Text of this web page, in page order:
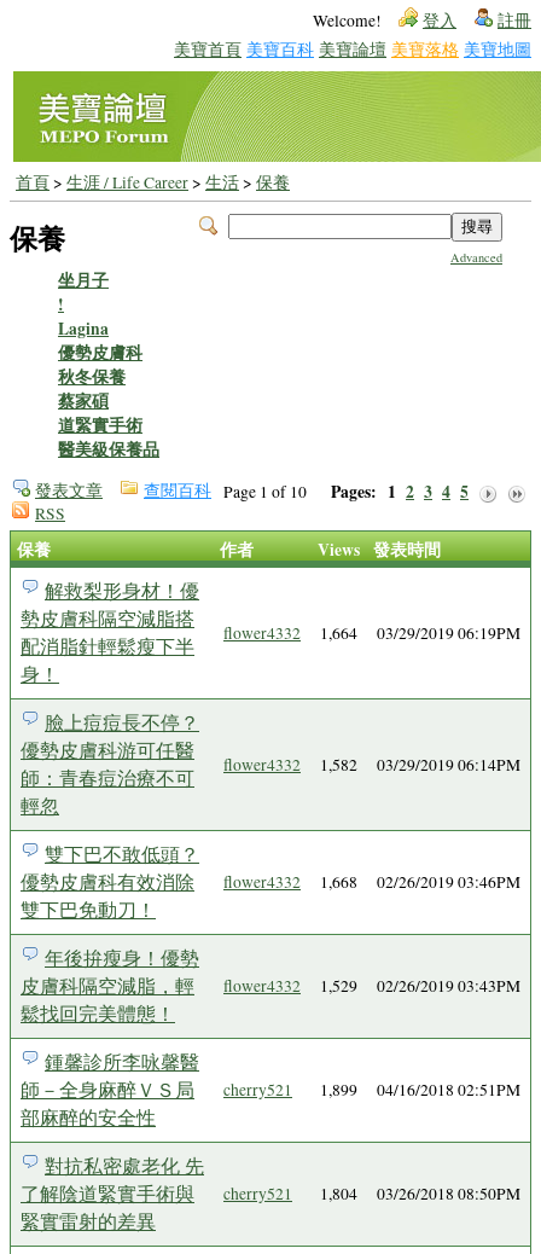
Welcome! 登入 註冊
美寶首頁 美寶百科 美寶論壇 美寶落格 美寶地圖
首頁> 生涯 / Life Career> 生活> 保養
Advanced
保養
坐月子
!
Lagina
優勢皮膚科
秋冬保養
蔡家碩
道緊實手術
醫美級保養品
Page 1 of 10 Pages: 1 2 3 4 5
發表文章
查閱百科
RSS
保養 作者 Views 發表時間
解救梨形身材！優
勢皮膚科隔空減脂搭
配消脂針輕鬆瘦下半
身！
flower4332 1,664 03/29/2019 06:19PM
臉上痘痘長不停？
優勢皮膚科游可任醫
師：青春痘治療不可
輕忽
flower4332 1,582 03/29/2019 06:14PM
雙下巴不敢低頭？
優勢皮膚科有效消除
雙下巴免動刀！
flower4332 1,668 02/26/2019 03:46PM
年後拚瘦身！優勢
皮膚科隔空減脂，輕
鬆找回完美體態！
flower4332 1,529 02/26/2019 03:43PM
鍾馨診所李咏馨醫
師－全身麻醉ＶＳ局
部麻醉的安全性
cherry521 1,899 04/16/2018 02:51PM
對抗私密處老化 先
了解陰道緊實手術與
緊實雷射的差異
cherry521 1,804 03/26/2018 08:50PM